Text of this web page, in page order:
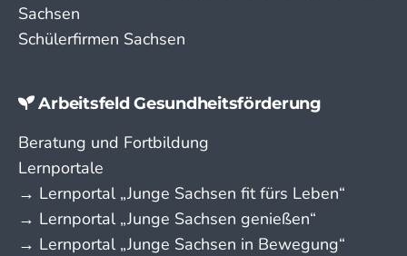
Sachsen
Schülerfirmen Sachsen
Arbeitsfeld Gesundheitsförderung
Beratung und Fortbildung
Lernportale
→ Lern­portal „Junge Sachsen fit fürs Leben“
→ Lern­portal „Junge Sachsen genießen“
→ Lern­portal „Junge Sachsen in Bewegung“